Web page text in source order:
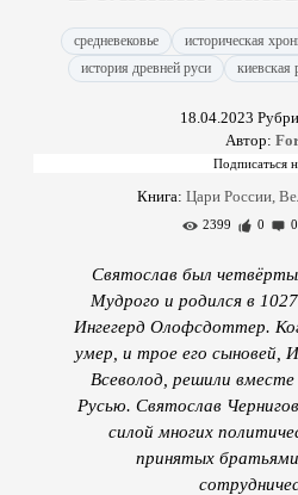
средневековье историческая
история древней руси
киевская
18.04.2023
Автор:
Книга: Цари России,
2399 0 0
Святослав был
Мудрого и родился в
Ингегерд Олофсдоттер.
умер, и трое его сыновей,
Всеволод, решили
Русью. Святослав
силой многих
принятых